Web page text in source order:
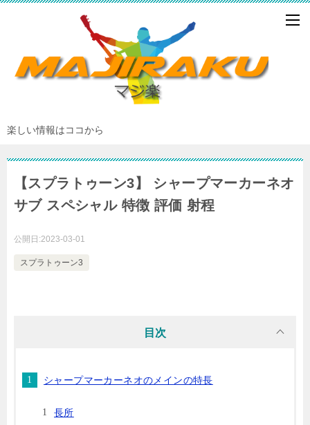
楽しい情報はココから
【スプラトゥーン3】 シャープマーカーネオ
サブ スペシャル 特徴 評価 射程
公開日:2023-03-01
スプラトゥーン3
目次
シャープマーカーネオのメインの特長
長所